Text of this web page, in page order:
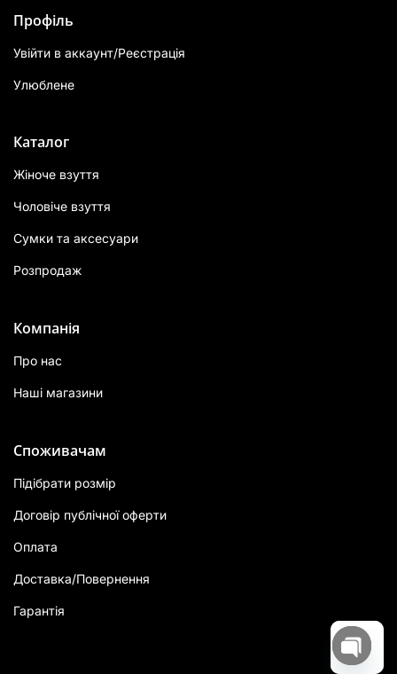
Профіль
Увійти в аккаунт/Реєстрація
Улюблене
Каталог
Жіноче взуття
Чоловіче взуття
Сумки та аксесуари
Розпродаж
Компанія
Про нас
Наші магазини
Споживачам
Підібрати розмір
Договір публічної оферти
Оплата
Доставка/Повернення
Гарантія